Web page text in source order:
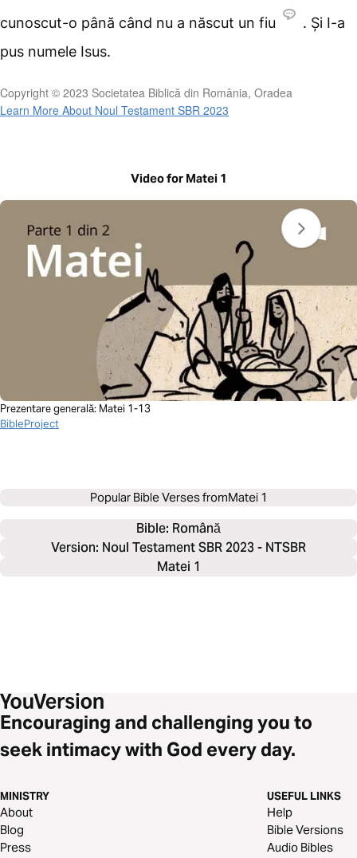
cunoscut-o până când nu a născut un fiu
. Și I-a
pus numele Isus.
Copyright © 2023 Societatea Biblică din România, Oradea
Learn More About Noul Testament SBR 2023
Video for Matei 1
Prezentare generală: Matei 1-13
BibleProject
Popular Bible Verses fromMatei 1
Bible: Română
Version: Noul Testament SBR 2023 - NTSBR
Matei 1
Encouraging and challenging you to
seek intimacy with God every day.
MINISTRY
About
Blog
Press
USEFUL LINKS
Help
Bible Versions
Audio Bibles